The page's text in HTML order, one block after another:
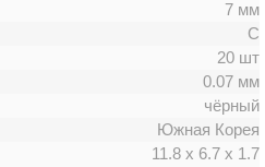
7 мм
C
20 шт
0.07 мм
чёрный
Южная Корея
11.8 х 6.7 х 1.7